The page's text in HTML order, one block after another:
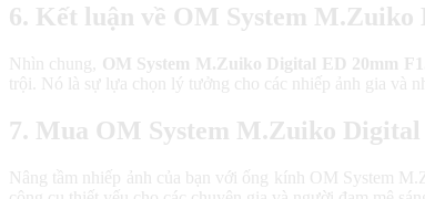
6. Kết luận về OM System
Nhìn chung, OM System M.Zuiko Digital ED 20mm
trội. Nó là sự lựa chọn lý tưởng cho các nhiếp ảnh gia và
7. Mua OM System M.Zuiko
Nâng tầm nhiếp ảnh của bạn với ống kính OM System